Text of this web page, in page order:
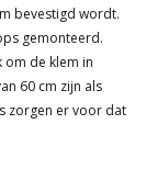
bevestigd wordt.
gemonteerd.
de klem in
60 cm zijn als
zorgen er voor dat